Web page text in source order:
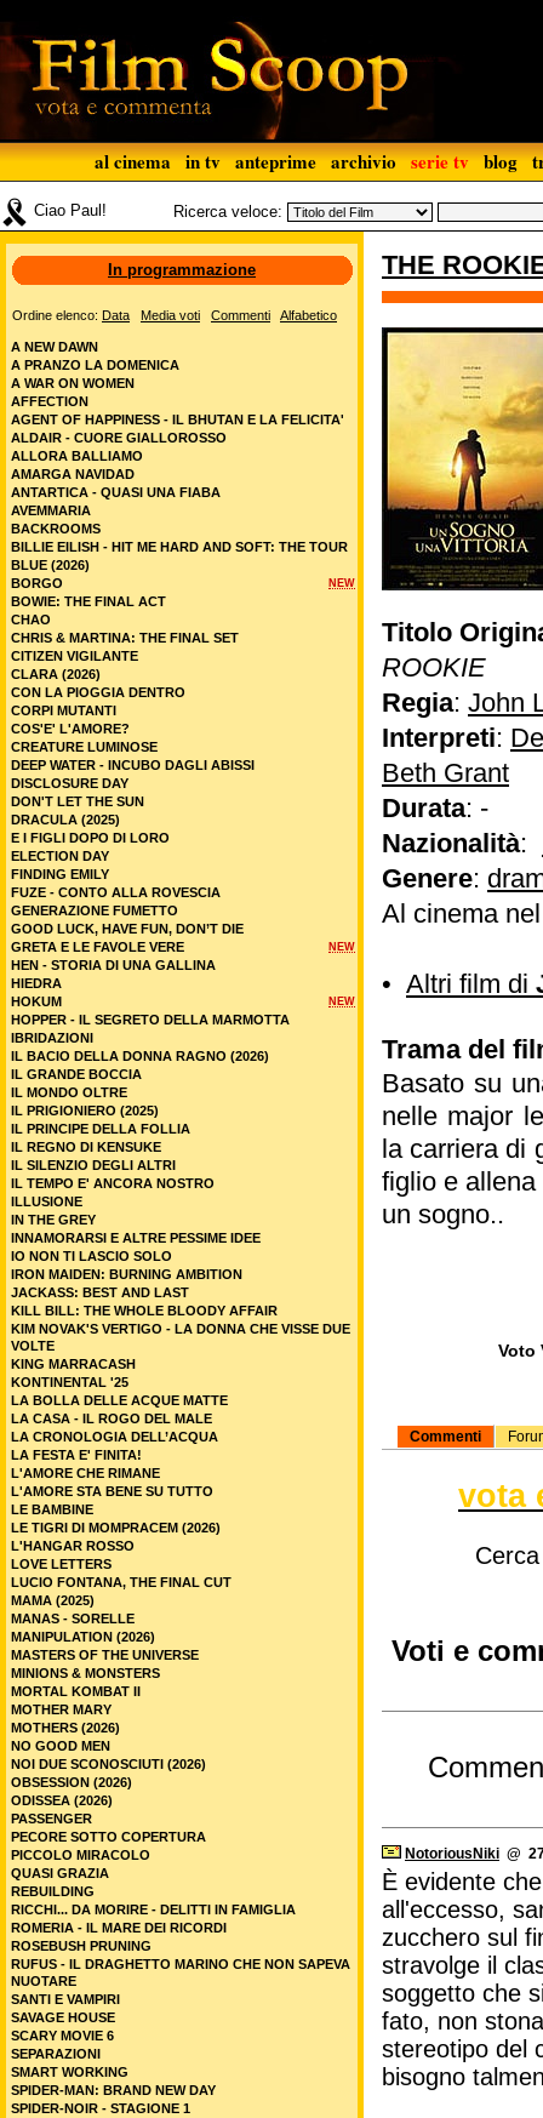
al cinema in tv anteprime archivio serie tv blog
Ciao Paul! Ricerca veloce:
THE
Titolo
ROOKIE
Regia: John
Interpreti:
Beth Grant
Durata: -
Nazionalità:
Genere:
Al cinema
• Altri film di
Trama del
Basato su
nelle major
la carriera di
figlio e
un sogno..
Voto
Commenti
vota
Voti e
NotoriousNiki @
È evidente
all'eccesso,
zucchero sul
stravolge il
soggetto che
fato, non
stereotipo del
bisogno
In programmazione
Ordine elenco: Data Media voti Commenti Alfabetico
A NEW DAWN
A PRANZO LA DOMENICA
A WAR ON WOMEN
AFFECTION
AGENT OF HAPPINESS - IL BHUTAN E LA FELICITA'
ALDAIR - CUORE GIALLOROSSO
ALLORA BALLIAMO
AMARGA NAVIDAD
ANTARTICA - QUASI UNA FIABA
AVEMMARIA
BACKROOMS
BILLIE EILISH - HIT ME HARD AND SOFT: THE TOUR
BLUE (2026)
NEW
BORGO
BOWIE: THE FINAL ACT
CHAO
CHRIS & MARTINA: THE FINAL SET
CITIZEN VIGILANTE
CLARA (2026)
CON LA PIOGGIA DENTRO
CORPI MUTANTI
COS'E' L'AMORE?
CREATURE LUMINOSE
DEEP WATER - INCUBO DAGLI ABISSI
DISCLOSURE DAY
DON'T LET THE SUN
DRACULA (2025)
E I FIGLI DOPO DI LORO
ELECTION DAY
FINDING EMILY
FUZE - CONTO ALLA ROVESCIA
GENERAZIONE FUMETTO
GOOD LUCK, HAVE FUN, DON’T DIE
NEW
GRETA E LE FAVOLE VERE
HEN - STORIA DI UNA GALLINA
HIEDRA
NEW
HOKUM
HOPPER - IL SEGRETO DELLA MARMOTTA
IBRIDAZIONI
IL BACIO DELLA DONNA RAGNO (2026)
IL GRANDE BOCCIA
IL MONDO OLTRE
IL PRIGIONIERO (2025)
IL PRINCIPE DELLA FOLLIA
IL REGNO DI KENSUKE
IL SILENZIO DEGLI ALTRI
IL TEMPO E' ANCORA NOSTRO
ILLUSIONE
IN THE GREY
INNAMORARSI E ALTRE PESSIME IDEE
IO NON TI LASCIO SOLO
IRON MAIDEN: BURNING AMBITION
JACKASS: BEST AND LAST
KILL BILL: THE WHOLE BLOODY AFFAIR
KIM NOVAK'S VERTIGO - LA DONNA CHE VISSE DUE
VOLTE
KING MARRACASH
KONTINENTAL '25
LA BOLLA DELLE ACQUE MATTE
LA CASA - IL ROGO DEL MALE
LA CRONOLOGIA DELL’ACQUA
LA FESTA E' FINITA!
L'AMORE CHE RIMANE
L'AMORE STA BENE SU TUTTO
LE BAMBINE
LE TIGRI DI MOMPRACEM (2026)
L'HANGAR ROSSO
LOVE LETTERS
LUCIO FONTANA, THE FINAL CUT
MAMA (2025)
MANAS - SORELLE
MANIPULATION (2026)
MASTERS OF THE UNIVERSE
MINIONS & MONSTERS
MORTAL KOMBAT II
MOTHER MARY
MOTHERS (2026)
NO GOOD MEN
NOI DUE SCONOSCIUTI (2026)
OBSESSION (2026)
ODISSEA (2026)
PASSENGER
PECORE SOTTO COPERTURA
PICCOLO MIRACOLO
QUASI GRAZIA
REBUILDING
RICCHI... DA MORIRE - DELITTI IN FAMIGLIA
ROMERIA - IL MARE DEI RICORDI
ROSEBUSH PRUNING
RUFUS - IL DRAGHETTO MARINO CHE NON SAPEVA
NUOTARE
SANTI E VAMPIRI
SAVAGE HOUSE
SCARY MOVIE 6
SEPARAZIONI
SMART WORKING
SPIDER-MAN: BRAND NEW DAY
SPIDER-NOIR - STAGIONE 1